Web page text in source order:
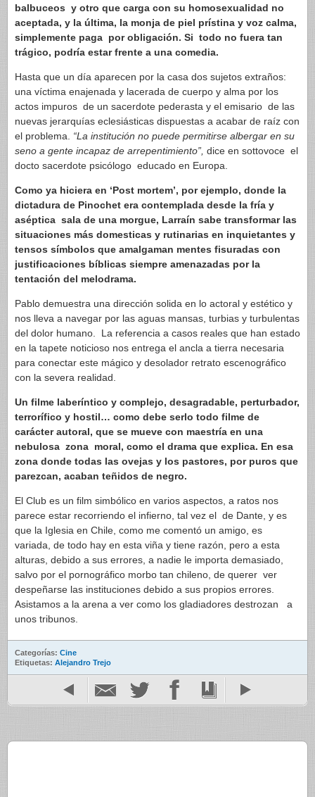
balbuceos y otro que carga con su homosexualidad no
aceptada, y la última, la monja de piel prístina y voz calma,
simplemente paga por obligación. Si todo no fuera tan
trágico, podría estar frente a una comedia.
Hasta que un día aparecen por la casa dos sujetos extraños:
una víctima enajenada y lacerada de cuerpo y alma por los
actos impuros de un sacerdote pederasta y el emisario de las
nuevas jerarquías eclesiásticas dispuestas a acabar de raíz con
el problema.
“La institución no puede permitirse albergar en su
seno a gente incapaz de arrepentimiento”, dice en sottovoce el
docto sacerdote psicólogo educado en Europa.
Como ya hiciera en ‘Post mortem’, por ejemplo, donde la
dictadura de Pinochet era contemplada desde la fría y
aséptica sala de una morgue, Larraín sabe transformar las
situaciones más domesticas y rutinarias en inquietantes y
tensos símbolos que amalgaman mentes fisuradas con
justificaciones bíblicas siempre amenazadas por la
tentación del melodrama.
Pablo demuestra una dirección solida en lo actoral y estético y
nos lleva a navegar por las aguas mansas, turbias y turbulentas
del dolor humano. La referencia a casos reales que han estado
en la tapete noticioso nos entrega el ancla a tierra necesaria
para conectar este mágico y desolador retrato escenográfico
con la severa realidad.
Un filme laberíntico y complejo, desagradable, perturbador,
terrorífico y hostil… como debe serlo todo filme de
carácter autoral, que se mueve con maestría en una
nebulosa zona moral, como el drama que explica. En esa
zona donde todas las ovejas y los pastores, por puros que
parezcan, acaban teñidos de negro.
El Club es un film simbólico en varios aspectos, a ratos nos
parece estar recorriendo el infierno, tal vez el de Dante, y es
que la Iglesia en Chile, como me comentó un amigo, es
variada, de todo hay en esta viña y tiene razón, pero a esta
alturas, debido a sus errores, a nadie le importa demasiado,
salvo por el pornográfico morbo tan chileno, de querer ver
despeñarse las instituciones debido a sus propios errores.
Asistamos a la arena a ver como los gladiadores destrozan a
unos tribunos.
Categorías: Cine
Etiquetas: Alejandro Trejo